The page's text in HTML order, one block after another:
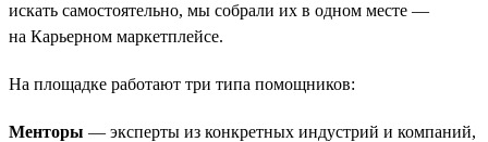
искать самостоятельно, мы собрали их в одном месте —
на Карьерном маркетплейсе.
На площадке работают три типа помощников:
Менторы — эксперты из конкретных индустрий и компаний,